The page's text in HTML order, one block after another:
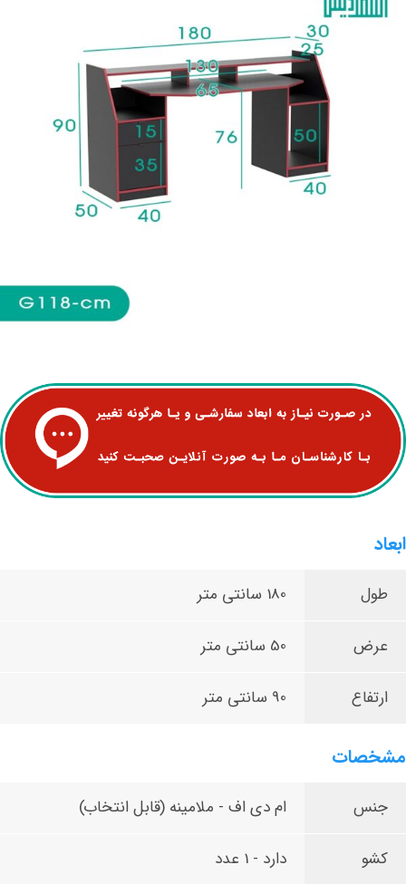
ابعاد
طول 180 سانتی متر
عرض 50 سانتی متر
ارتفاع 90 سانتی متر
مشخصات
جنس ام دی اف - ملامینه (قابل انتخاب)
کشو دارد - 1 عدد